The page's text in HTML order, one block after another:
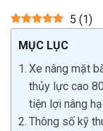
5 (1)
MỤC LỤC
Xe nâng mặt
thủy lực cao
tiện lợi nâng
Thông số kỹ